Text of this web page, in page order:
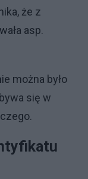
że z
asp.
można było
się w